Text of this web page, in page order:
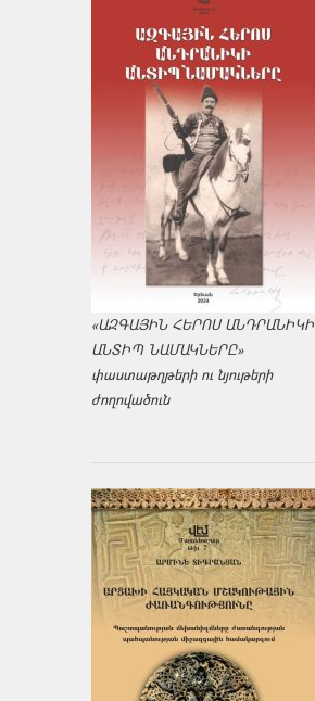
«ԱԶԳԱՅԻՆ ՀԵՐՈՍ ԱՆԴՐԱՆԻԿԻ
ԱՆՏԻՊ ՆԱՄԱԿՆԵՐԸ»
փաստաթղթերի ու նյութերի
ժողովածուն